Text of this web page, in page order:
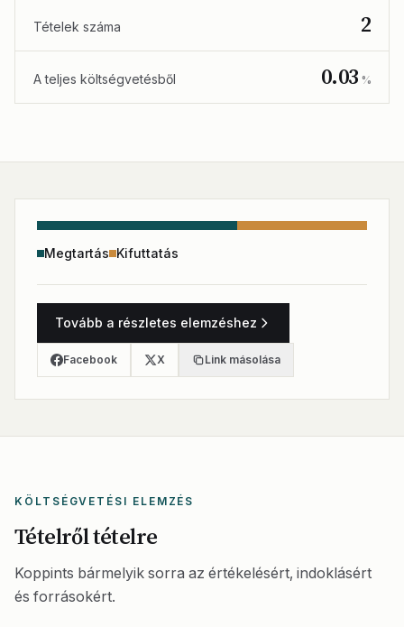
Tételek száma 2
A teljes költségvetésből 0.03 %
Megtartás Kifuttatás
Tovább a részletes elemzéshez
Facebook X Link másolása
KÖLTSÉGVETÉSI ELEMZÉS
Tételről tételre
Koppints bármelyik sorra az értékelésért, indoklásért
és forrásokért.